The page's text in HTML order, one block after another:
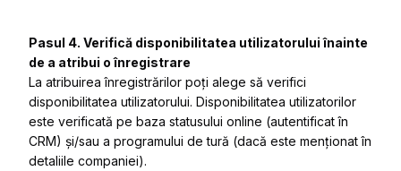
Pasul 4. Verifică disponibilitatea utilizatorului înainte
de a atribui o înregistrare
La atribuirea înregistrărilor poți alege să verifici
disponibilitatea utilizatorului. Disponibilitatea utilizatorilor
este verificată pe baza statusului online (autentificat în
CRM) și/sau a programului de tură (dacă este menționat în
detaliile companiei).